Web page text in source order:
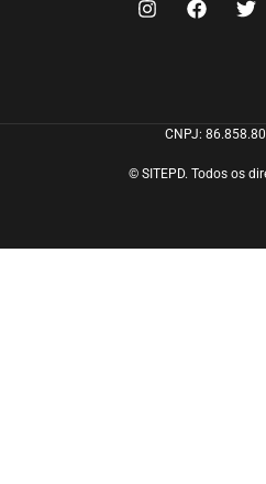
CNPJ:
© SITEPD. Todos os